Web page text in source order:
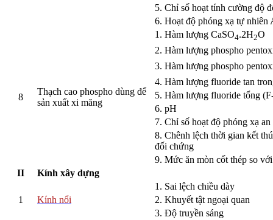
5. Chỉ số hoạt tính cường độ
6. Hoạt độ phóng xạ tự nhiên
8
Thạch cao phospho dùng để
sản xuất xi măng
1. Hàm lượng CaSO4.2H2O
2. Hàm lượng phospho
3. Hàm lượng phospho
4. Hàm lượng fluoride tan
5. Hàm lượng fluoride tổng
6. pH
7. Chỉ số hoạt độ phóng xạ
8. Chênh lệch thời gian kết
đối chứng
9. Mức ăn mòn cốt thép so
II
Kính xây dựng
1 Kính nổi
1. Sai lệch chiều dày
2. Khuyết tật ngoại quan
3. Độ truyền sáng